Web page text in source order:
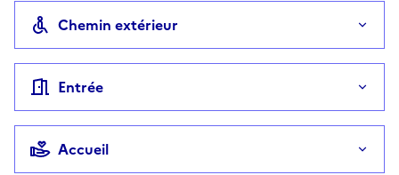
Chemin extérieur
Entrée
Accueil